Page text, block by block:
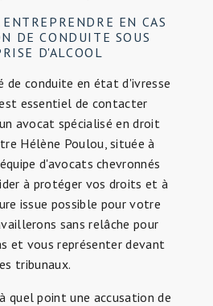
EN CAS
DE CONDUITE SOUS
D'ALCOOL
de conduite en état d'ivresse
essentiel de contacter
avocat spécialisé en droit
Hélène Poulou, située à
d'avocats chevronnés
à protéger vos droits et à
issue possible pour votre
sans relâche pour
et vous représenter devant
tribunaux.
quel point une accusation de